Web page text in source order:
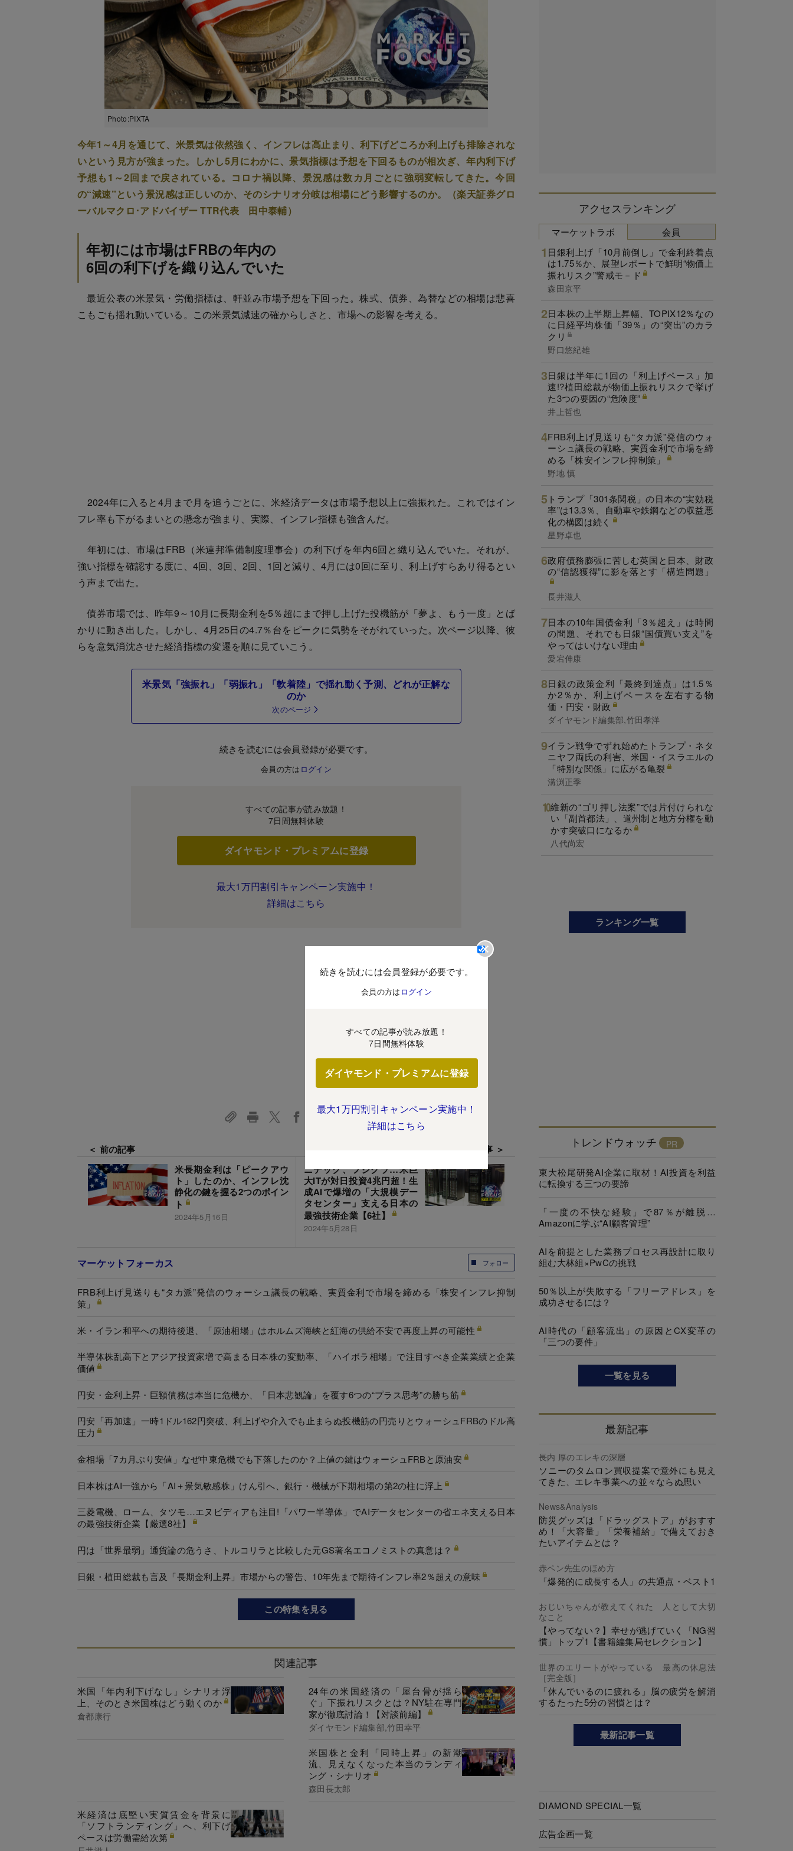
Photo:PIXTA
今年1～4月を通じて、米景気は依然強く、インフレは高止まり、利下げどころか利上げも排除されな
いという見方が強まった。しかし5月にわかに、景気指標は予想を下回るものが相次ぎ、年内利下げ
予想も1～2回まで戻されている。コロナ禍以降、景況感は数カ月ごとに強弱変転してきた。今回
の“減速”という景況感は正しいのか、そのシナリオ分岐は相場にどう影響するのか。（楽天証券グロ
ーバルマクロ･アドバイザー TTR代表 田中泰輔）
年初には市場はFRBの年内の
6回の利下げを織り込んでいた
最近公表の米景気・労働指標は、軒並み市場予想を下回った。株式、債券、為替などの相場は悲喜
こもごも揺れ動いている。この米景気減速の確からしさと、市場への影響を考える。
2024年に入ると4月まで月を追うごとに、米経済データは市場予想以上に強振れた。これではイン
フレ率も下がるまいとの懸念が強まり、実際、インフレ指標も強含んだ。
年初には、市場はFRB（米連邦準備制度理事会）の利下げを年内6回と織り込んでいた。それが、
強い指標を確認する度に、4回、3回、2回、1回と減り、4月には0回に至り、利上げすらあり得るとい
う声まで出た。
債券市場では、昨年9～10月に長期金利を5％超にまで押し上げた投機筋が「夢よ、もう一度」とば
かりに動き出した。しかし、4月25日の4.7％台をピークに気勢をそがれていった。次ページ以降、彼
らを意気消沈させた経済指標の変遷を順に見ていこう。
米景気「強振れ」「弱振れ」「軟着陸」で揺れ動く予測、どれが正解な
のか
次のページ
続きを読むには会員登録が必要です。
会員の方は ログイン
すべての記事が読み放題！
7日間無料体験
ダイヤモンド・プレミアムに登録
最大1万円割引キャンペーン実施中！
詳細はこちら
続きを読むには会員登録が必要です。
会員の方は ログイン
すべての記事が読み放題！
7日間無料体験
ダイヤモンド・プレミアムに登録
最大1万円割引キャンペーン実施中！
詳細はこちら
＜ 前の記事
米長期金利は「ピークアウ
ト」したのか、インフレ沈
静化の鍵を握る2つのポイン
ト
2024年5月16日
次の記事 ＞
ニデック、フジクラ…米巨
大ITが対日投資4兆円超！生
成AIで爆増の「大規模デー
タセンター」支える日本の
最強技術企業【6社】
2024年5月28日
フォロー
マーケットフォーカス
FRB利上げ見送りも“タカ派”発信のウォーシュ議長の戦略、実質金利で市場を締める「株安インフレ抑制
策」
米・イラン和平への期待後退、「原油相場」はホルムズ海峡と紅海の供給不安で再度上昇の可能性
半導体株乱高下とアジア投資家増で高まる日本株の変動率、「ハイボラ相場」で注目すべき企業業績と企業
価値
円安・金利上昇・巨額債務は本当に危機か、「日本悲観論」を覆す6つの“プラス思考”の勝ち筋
円安「再加速」一時1ドル162円突破、利上げや介入でも止まらぬ投機筋の円売りとウォーシュFRBのドル高
圧力
金相場「7カ月ぶり安値」なぜ中東危機でも下落したのか？上値の鍵はウォーシュFRBと原油安
日本株はAI一強から「AI＋景気敏感株」けん引へ、銀行・機械が下期相場の第2の柱に浮上
三菱電機、ローム、タツモ…エヌビディアも注目!「パワー半導体」でAIデータセンターの省エネ支える日本
の最強技術企業【厳選8社】
円は「世界最弱」通貨論の危うさ、トルコリラと比較した元GS著名エコノミストの真意は？
日銀・植田総裁も言及「長期金利上昇」市場からの警告、10年先まで期待インフレ率2％超えの意味
この特集を見る
関連記事
米国「年内利下げなし」シナリオ浮
上、そのとき米国株はどう動くのか
倉都康行
24年の米国経済の「屋台骨が揺ら
ぐ」下振れリスクとは？NY駐在専門
家が徹底討論！【対談前編】
ダイヤモンド編集部,竹田幸平
米国株と金利「同時上昇」の新潮
流、見えなくなった本当のランディ
ング・シナリオ
森田長太郎
米経済は底堅い実質賃金を背景に
「ソフトランディング」へ、利下げ
ペースは労働需給次第
アクセスランキング
マーケットラボ
日銀利上げ「10月前倒し」で金利終着点
は1.75％か、展望レポートで鮮明“物価上
振れリスク”警戒モ－ド
森田京平
日本株の上半期上昇幅、TOPIX12％なの
に日経平均株価「39％」の“突出”のカラ
クリ
野口悠紀雄
日銀は半年に1回の「利上げペース」加
速!?植田総裁が物価上振れリスクで挙げ
た3つの要因の“危険度”
井上哲也
FRB利上げ見送りも“タカ派”発信のウォ
ーシュ議長の戦略、実質金利で市場を締
める「株安インフレ抑制策」
野地 慎
トランプ「301条関税」の日本の“実効税
率”は13.3％、自動車や鉄鋼などの収益悪
化の構図は続く
星野卓也
政府債務膨張に苦しむ英国と日本、財政
の“信認獲得”に影を落とす「構造問題」
長井滋人
日本の10年国債金利「3％超え」は時間
の問題、それでも日銀“国債買い支え”を
やってはいけない理由
愛宕伸康
日銀の政策金利「最終到達点」は1.5％
か2％か、利上げペースを左右する物
価・円安・財政
ダイヤモンド編集部,竹田孝洋
イラン戦争でずれ始めたトランプ・ネタ
ニヤフ両氏の利害、米国・イスラエルの
「特別な関係」に広がる亀裂
溝渕正季
維新の“ゴリ押し法案”では片付けられな
い「副首都法」、道州制と地方分権を動
かす突破口になるか
八代尚宏
会員
ランキング一覧
トレンドウォッチ
東大松尾研発AI企業に取材！AI投資を利益
に転換する三つの要諦
「一度の不快な経験」で87％が離脱…
Amazonに学ぶ“AI顧客管理”
AIを前提とした業務プロセス再設計に取り
組む大林組×PwCの挑戦
50％以上が失敗する「フリーアドレス」を
成功させるには？
AI時代の「顧客流出」の原因とCX変革の
「三つの要件」
一覧を見る
最新記事
長内 厚のエレキの深層
ソニーのタムロン買収提案で意外にも見え
てきた、エレキ事業への並々ならぬ思い
News&Analysis
防災グッズは「ドラッグストア」がおすす
め！「大容量」「栄養補給」で備えておき
たいアイテムとは？
赤ペン先生のほめ方
「爆発的に成長する人」の共通点・ベスト1
おじいちゃんが教えてくれた 人として大切
なこと
【やってない？】幸せが逃げていく「NG習
慣」トップ1【書籍編集局セレクション】
世界のエリートがやっている 最高の休息法
［完全版］
「休んでいるのに疲れる」脳の疲労を解消
するたった5分の習慣とは？
最新記事一覧
DIAMOND SPECIAL一覧
広告企画一覧